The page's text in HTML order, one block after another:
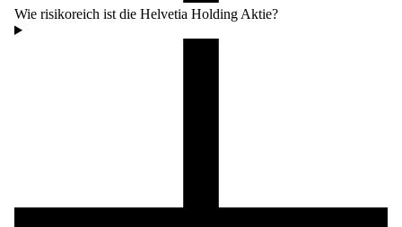
Wie risikoreich ist die Helvetia Holding Aktie?